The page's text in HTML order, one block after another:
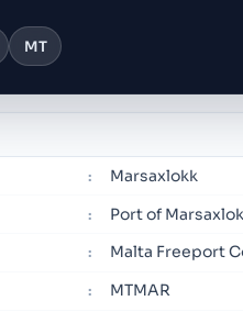
MT
: Marsaxlokk
: Port of
: Malta Freeport
: MTMAR